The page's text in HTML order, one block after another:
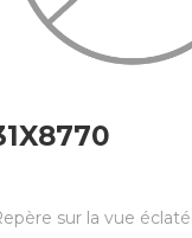
sur la vue